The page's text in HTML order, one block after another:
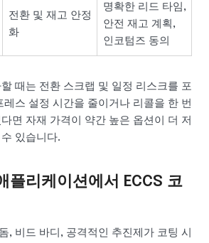
전환 및 재고 안정
화
명확한 리드 타임,
안전 재고 계획,
인코텀즈 동의
때는 전환 스크랩 및 일정 리스크를 포
스 설정 시간을 줄이거나 리콜을 한 번
면 자재 가격이 약간 높은 옵션이 더 저
있습니다.
플리케이션에서 ECCS 코
, 비드 바디, 공격적인 추진제가 코팅 시